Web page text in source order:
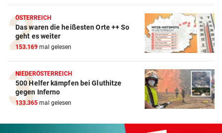
ÖSTERREICH
Das waren die heißesten Orte ++ So
geht es weiter
153.169 mal gelesen
NIEDERÖSTERREICH
500 Helfer kämpfen bei Gluthitze
gegen Inferno
133.365 mal gelesen